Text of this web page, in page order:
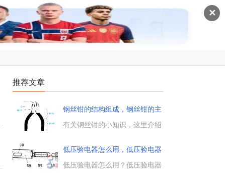
✕
推荐文章
钢丝钳的结构组成，钢丝钳的主
要用
有关钢丝钳的小知识，这里介绍
钳的主要用途是什么，以及钢丝
钳的使用方法及注意事项，供大
家学习参考。...
低压验电器怎么用，低压验电器
用法
低压验电器怎么用？低压验电器